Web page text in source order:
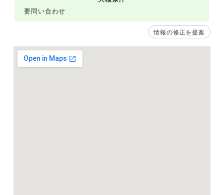
要問い合わせ
情報の修正を提案